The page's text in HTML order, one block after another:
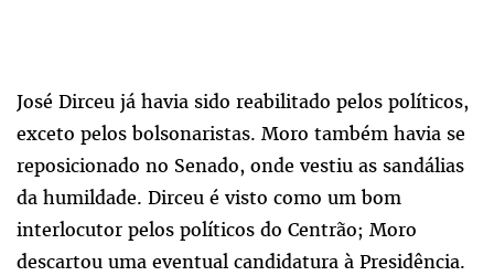
José Dirceu já havia sido reabilitado pelos políticos,
exceto pelos bolsonaristas. Moro também havia se
reposicionado no Senado, onde vestiu as sandálias
da humildade. Dirceu é visto como um bom
interlocutor pelos políticos do Centrão; Moro
descartou uma eventual candidatura à Presidência.